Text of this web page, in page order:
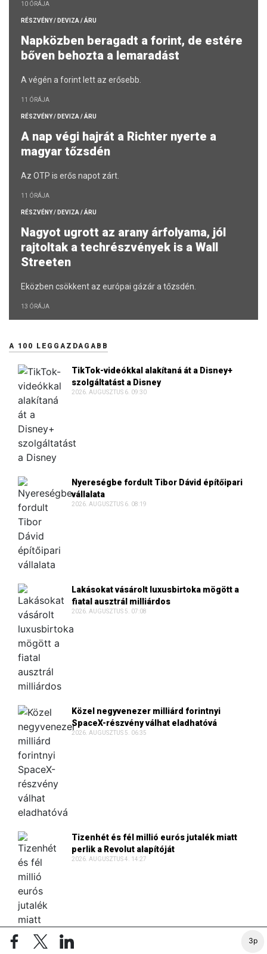
3p
10 ÓRÁJA
RÉSZVÉNY / DEVIZA / ÁRU
Napközben beragadt a forint, de estére
bőven behozta a lemaradást
A végén a forint lett az erősebb.
11 ÓRÁJA
RÉSZVÉNY / DEVIZA / ÁRU
A nap végi hajrát a Richter nyerte a
magyar tőzsdén
Az OTP is erős napot zárt.
11 ÓRÁJA
RÉSZVÉNY / DEVIZA / ÁRU
Nagyot ugrott az arany árfolyama, jól
rajtoltak a techrészvények is a Wall
Streeten
Eközben csökkent az európai gázár a tőzsdén.
13 ÓRÁJA
A 100 LEGGAZDAGABB
TikTok-videókkal alakítaná át a Disney+
szolgáltatást a Disney
2026. AUGUSZTUS 6. 09:30
Nyereségbe fordult Tibor Dávid építőipari
vállalata
2026. AUGUSZTUS 6. 08:19
Lakásokat vásárolt luxusbirtoka mögött a
fiatal ausztrál milliárdos
2026. AUGUSZTUS 5. 07:08
Közel negyvenezer milliárd forintnyi
SpaceX-részvény válhat eladhatóvá
2026. AUGUSZTUS 5. 06:35
Tizenhét és fél millió eurós jutalék miatt
perlik a Revolut alapítóját
2026. AUGUSZTUS 4. 14:27